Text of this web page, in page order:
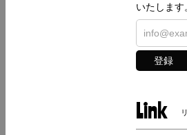
いたします
登録
Link